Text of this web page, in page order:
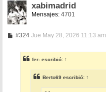
xabimadrid
Mensajes:4701
#324M
s
a
Jue May 28, 2026 11:13 am
fer- escribió: ↑
Berto69 escribió: ↑